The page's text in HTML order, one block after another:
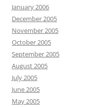
January 2006
December 2005
November 2005
October 2005
September 2005
August 2005
July 2005
June 2005
May 2005